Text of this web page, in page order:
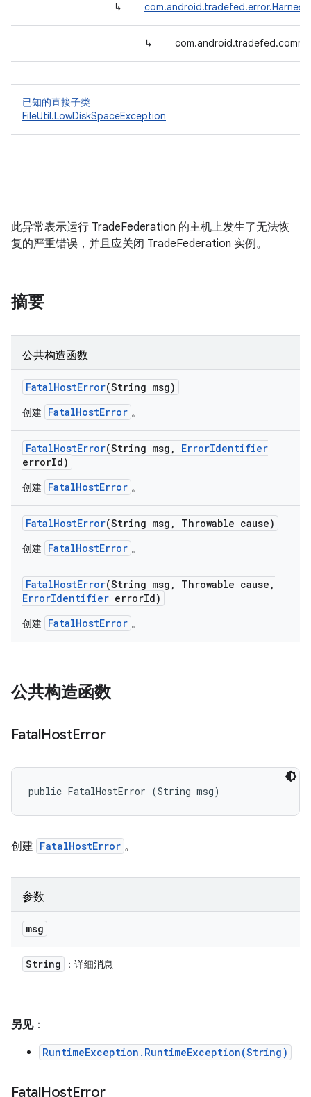
↳
↳
已知的直接子类
FileUtil.LowDiskSpaceException
此异常表示运行 TradeFederation 的主机上发生了无法恢
复的严重错误，并且应关闭 TradeFederation 实例。
摘要
公共构造函数
FatalHostError(String msg)
创建 FatalHostError 。
FatalHostError(String msg , ErrorIdentifier
errorId)
创建 FatalHostError 。
FatalHostError(String msg , Throwable cause)
创建 FatalHostError 。
FatalHostError(String msg , Throwable cause ,
ErrorIdentifier errorId)
创建 FatalHostError 。
公共构造函数
FatalHostError
public FatalHostError (String msg)
创建 FatalHostError 。
参数
msg
String ：详细消息
另见：
RuntimeException.RuntimeException(String)
FatalHostError